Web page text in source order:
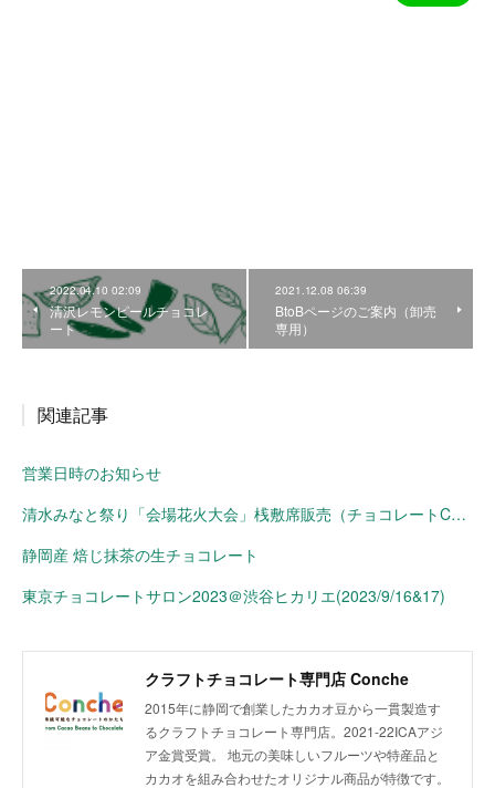
2022.04.10 02:09
清沢レモンピールチョコレ
ート
2021.12.08 06:39
BtoBページのご案内（卸売
専用）
関連記事
営業日時のお知らせ
清水みなと祭り「会場花火大会」桟敷席販売（チョコレートConche）
静岡産 焙じ抹茶の生チョコレート
東京チョコレートサロン2023＠渋谷ヒカリエ(2023/9/16&17)
クラフトチョコレート専門店 Conche
2015年に静岡で創業したカカオ豆から一貫製造す
るクラフトチョコレート専門店。2021-22ICAアジ
ア金賞受賞。 地元の美味しいフルーツや特産品と
カカオを組み合わせたオリジナル商品が特徴です。